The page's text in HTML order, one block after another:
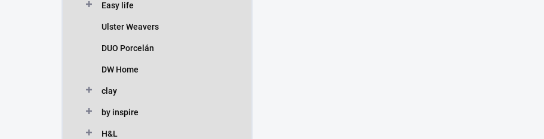
Easy life
Ulster Weavers
DUO Porcelán
DW Home
clay
by inspire
H&L